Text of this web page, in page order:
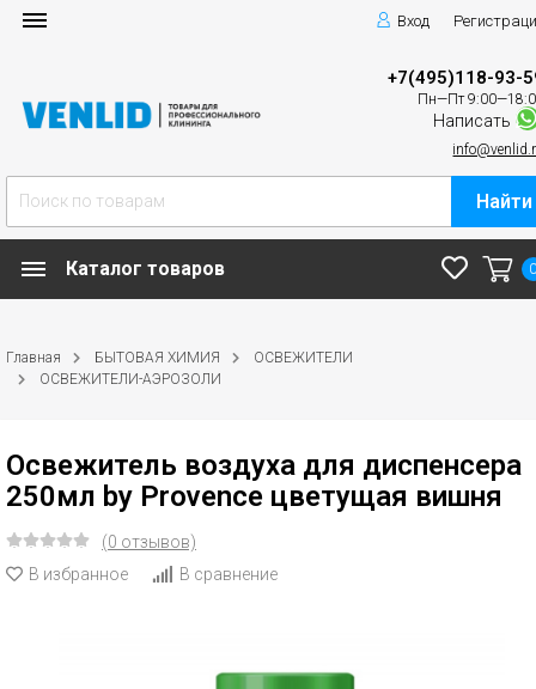
Вход
+7(495)118-93-
Пн—Пт
Написать
Найти
Каталог товаров
Главная БЫТОВАЯ ХИМИЯ
ОСВЕЖИТЕЛИ
ОСВЕЖИТЕЛИ-АЭРОЗОЛИ
Освежитель воздуха для диспенсера
250мл by Provence цветущая вишня
(0 отзывов)
В избранное
В сравнение